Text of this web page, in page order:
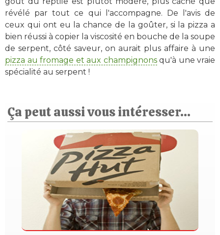
révélé par tout ce qui l'accompagne. De l'avis de
ceux qui ont eu la chance de la goûter, si la pizza a
bien réussi à copier la viscosité en bouche de la soupe
de serpent, côté saveur, on aurait plus affaire à une
pizza au fromage et aux champignonsqu'à une vraie
spécialité au serpent !
Ça peut aussi vous intéresser...